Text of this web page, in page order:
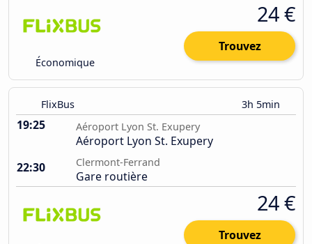
Économique
24 €
Trouvez
FlixBus 3h 5min
19:25 Aéroport Lyon St. Exupery
Aéroport Lyon St. Exupery
22:30
Clermont-Ferrand
Gare routière
24 €
Trouvez